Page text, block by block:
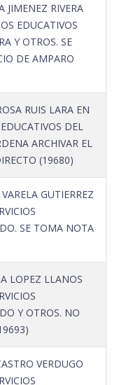
JIMENEZ RIVERA
EDUCATIVOS
Y OTROS. SE
DE AMPARO
RUIS LARA EN
DEL
ARCHIVAR EL
(19680)
GUTIERREZ
SE TOMA NOTA
LOPEZ LLANOS
Y OTROS. NO
VERDUGO